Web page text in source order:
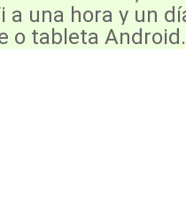
a una hora y un
o tableta Android.